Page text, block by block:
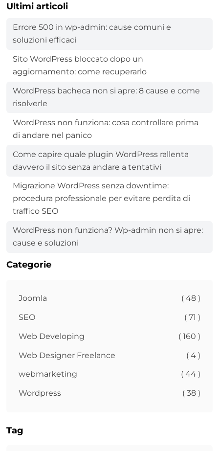
Ultimi articoli
Errore 500 in wp-admin: cause comuni e
soluzioni efficaci
Sito WordPress bloccato dopo un
aggiornamento: come recuperarlo
WordPress bacheca non si apre: 8 cause e come
risolverle
WordPress non funziona: cosa controllare prima
di andare nel panico
Come capire quale plugin WordPress rallenta
davvero il sito senza andare a tentativi
Migrazione WordPress senza downtime:
procedura professionale per evitare perdita di
traffico SEO
WordPress non funziona? Wp-admin non si apre:
cause e soluzioni
Categorie
Joomla ( 48 )
SEO ( 71 )
Web Developing ( 160 )
Web Designer Freelance ( 4 )
webmarketing ( 44 )
Wordpress ( 38 )
Tag